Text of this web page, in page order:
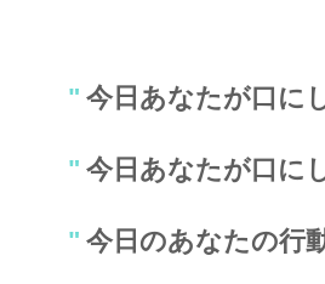
" 今日あなたが口に
" 今日あなたが口に
" 今日のあなたの行